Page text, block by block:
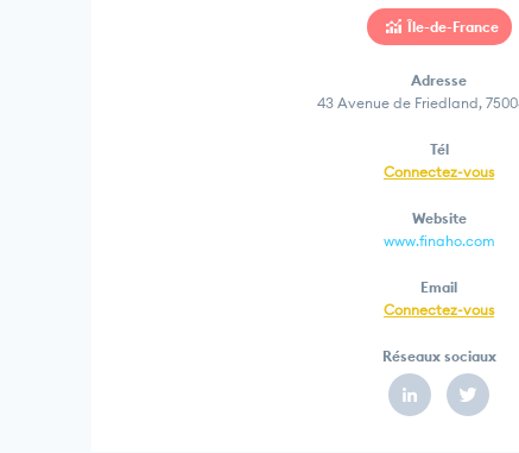
Île-de-France
Adresse
43 Avenue de Friedland,
Tél
Connectez-vous
Website
www.finaho.com
Email
Connectez-vous
Réseaux sociaux